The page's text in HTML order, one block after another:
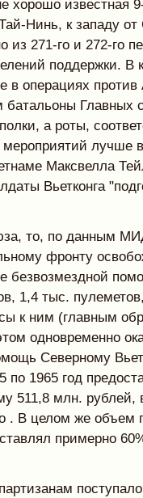
хорошо известная
Нинь, к западу от
271-го и 272-го
поддержки. В
в операциях
Главных
а роты,
лучше
Максвелла
Вьетконга
то, по данным
фронту
безвозмездной
1,4 тыс.
к ним (главным
одновременно
Северному
по 1965 год
511,8 млн. рублей,
. В целом же
примерно